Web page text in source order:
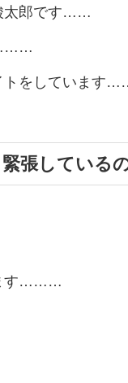
太郎です……
トをしていま
張している
す………